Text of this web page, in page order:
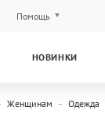
Помощь
НОВИНКИ
Женщинам Одежда